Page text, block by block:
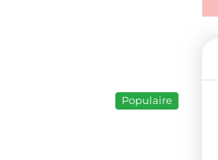
Populaire